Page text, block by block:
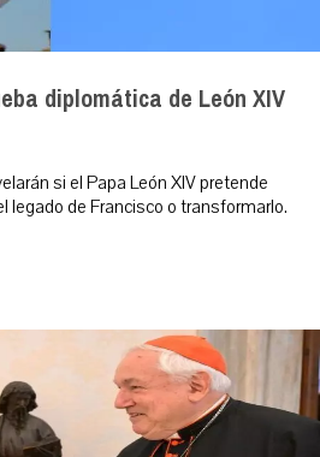
diplomática de León XIV
si el Papa León XIV pretende
de Francisco o transformarlo.